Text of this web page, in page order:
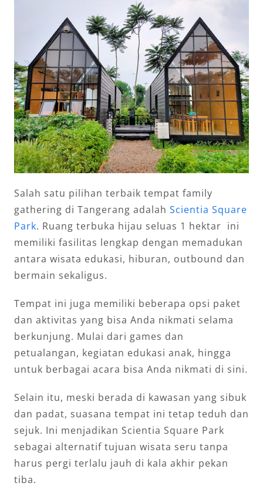
Salah satu pilihan terbaik tempat family
gathering di Tangerang adalah Scientia Square
Park. Ruang terbuka hijau seluas 1 hektar ini
memiliki fasilitas lengkap dengan memadukan
antara wisata edukasi, hiburan, outbound dan
bermain sekaligus.
Tempat ini juga memiliki beberapa opsi paket
dan aktivitas yang bisa Anda nikmati selama
berkunjung. Mulai dari games dan
petualangan, kegiatan edukasi anak, hingga
untuk berbagai acara bisa Anda nikmati di sini.
Selain itu, meski berada di kawasan yang sibuk
dan padat, suasana tempat ini tetap teduh dan
sejuk. Ini menjadikan Scientia Square Park
sebagai alternatif tujuan wisata seru tanpa
harus pergi terlalu jauh di kala akhir pekan
tiba.